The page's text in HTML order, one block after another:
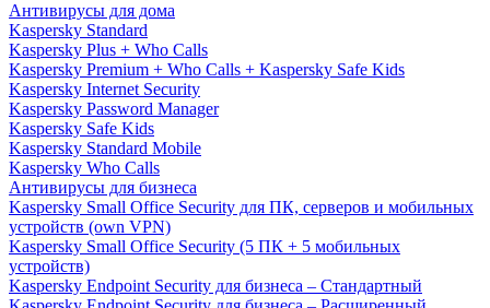
Антивирусы для дома
Kaspersky Standard
Kaspersky Plus + Who Calls
Kaspersky Premium + Who Calls + Kaspersky Safe Kids
Kaspersky Internet Security
Kaspersky Password Manager
Kaspersky Safe Kids
Kaspersky Standard Mobile
Kaspersky Who Calls
Антивирусы для бизнеса
Kaspersky Small Office Security для ПК, серверов и мобильных
устройств (own VPN)
Kaspersky Small Office Security (5 ПК + 5 мобильных
устройств)
Kaspersky Endpoint Security для бизнеса – Стандартный